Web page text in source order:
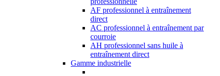
AF professionnel à entraînement
direct
AC professionnel à entraînement par
courroie
AH professionnel sans huile à
entraînement direct
Gamme industrielle